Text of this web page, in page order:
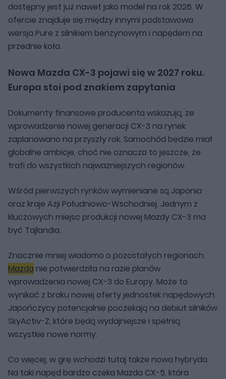
dostępny jest już nawet jako model na rok 2026. W
ofercie znajduje się między innymi podstawowa
wersja Pure z silnikiem benzynowym i napędem na
przednie koła.
Nowa Mazda CX-3 pojawi się w 2027 roku.
Europa stoi pod znakiem zapytania
Dokumenty finansowe producenta wskazują, że
wprowadzenie nowej generacji CX-3 na rynek
zaplanowano na przyszły rok. Samochód będzie miał
globalne ambicje, choć nie oznacza to jeszcze, że
trafi do wszystkich najważniejszych regionów.
Wśród pierwszych rynków wymieniane są Japonia
oraz kraje Azji Południowo-Wschodniej. Jednym z
kluczowych miejsc produkcji nowej Mazdy CX-3 ma
być Tajlandia.
Znacznie mniej wiadomo o pozostałych regionach.
Mazda nie potwierdziła na razie planów
wprowadzenia nowej CX-3 do Europy. Może to
wynikać z braku nowej oferty jednostek napędowych.
Japończycy potencjalnie poczekają na debiut silników
SkyActiv-Z, które będą wydajniejsze i spełnią
wszystkie nowe normy.
Co więcej, w grę wchodzi tutaj także nowa hybryda.
Na taki napęd bardzo czeka Mazda CX-5, która